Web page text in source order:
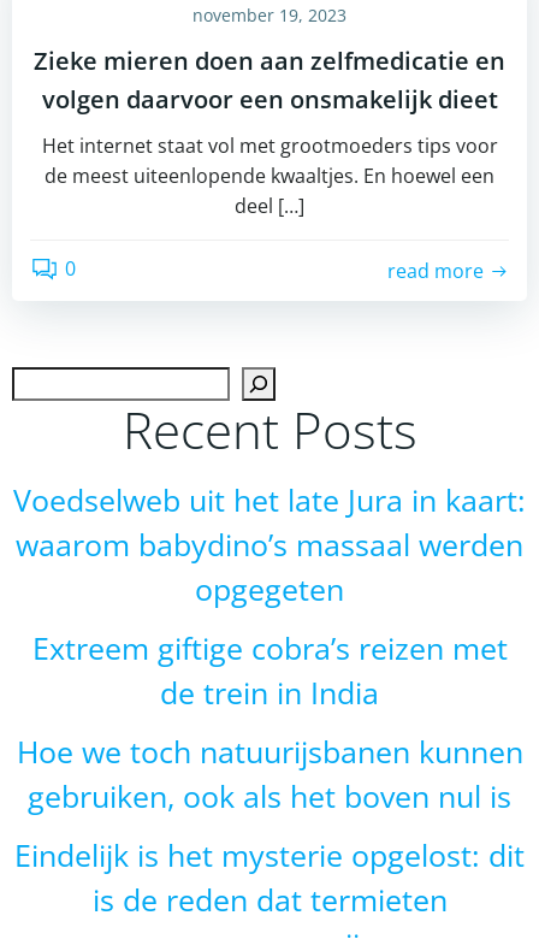
november 19, 2023
Zieke mieren doen aan zelfmedicatie en
volgen daarvoor een onsmakelijk dieet
Het internet staat vol met grootmoeders tips voor
de meest uiteenlopende kwaaltjes. En hoewel een
deel […]
0 read more
Recent Posts
Voedselweb uit het late Jura in kaart:
waarom babydino’s massaal werden
opgegeten
Extreem giftige cobra’s reizen met
de trein in India
Hoe we toch natuurijsbanen kunnen
gebruiken, ook als het boven nul is
Eindelijk is het mysterie opgelost: dit
is de reden dat termieten